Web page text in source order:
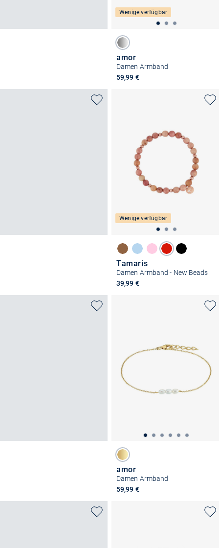
Wenige verfügbar
amor
Damen Armband
59,99 €
Wenige verfügbar
Tamaris
Damen Armband - New Beads
39,99 €
amor
Damen Armband
59,99 €